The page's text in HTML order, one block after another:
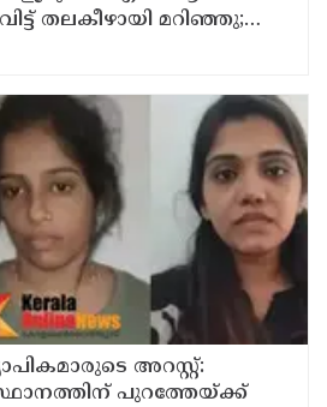
തലകീഴായി മറിഞ്ഞു;
ദാരുണാന്ത്യം
അറസ്റ്റ്:
പുറത്തേയ്ക്ക്